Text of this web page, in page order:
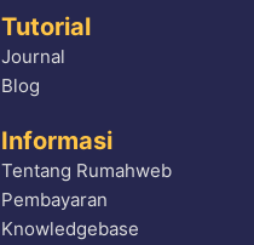
Tutorial
Journal
Blog
Informasi
Tentang Rumahweb
Pembayaran
Knowledgebase